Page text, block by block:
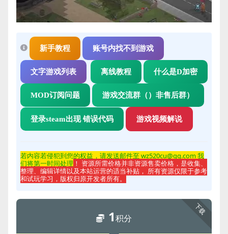
新手教程 账号内找不到游戏
文字游戏列表 离线教程 什么是D加密
MOD订阅问题 游戏交流群（）非售后群）
登录steam出现 错误代码 游戏视频解说
若内容若侵犯到您的权益，请发送邮件至 wz520cu@qq.com 我
们将第一时间处理 ！ 资源所需价格并非资源售卖价格，是收集、
整理、编辑详情以及本站运营的适当补贴， 所有资源仅限于参考
和试玩学习，版权归原开发者所有。
下载
1积分